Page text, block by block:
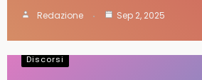
Redazione Sep 2, 2025
Discorsi